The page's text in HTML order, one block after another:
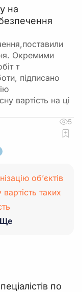
на
Окремими
т
підписано
вартість на ці
5
об’єктів
таких
Ще
по